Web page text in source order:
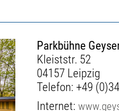
Parkbühne
Kleiststr. 52
04157 Leipzig
Telefon: +49
Internet: